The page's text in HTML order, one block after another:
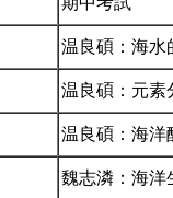
温良碩：海
温良碩：元
温良碩：海
魏志潾：海